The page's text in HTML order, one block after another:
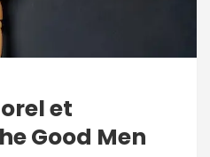
et
Good Men